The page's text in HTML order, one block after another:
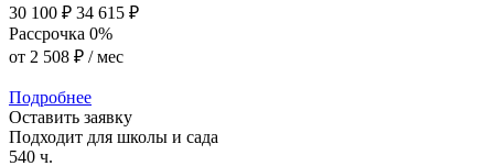
30 100 ₽ 34 615 ₽
Рассрочка 0%
от 2 508 ₽ / мес
Подробнее
Оставить заявку
Подходит для школы и сада
540 ч.